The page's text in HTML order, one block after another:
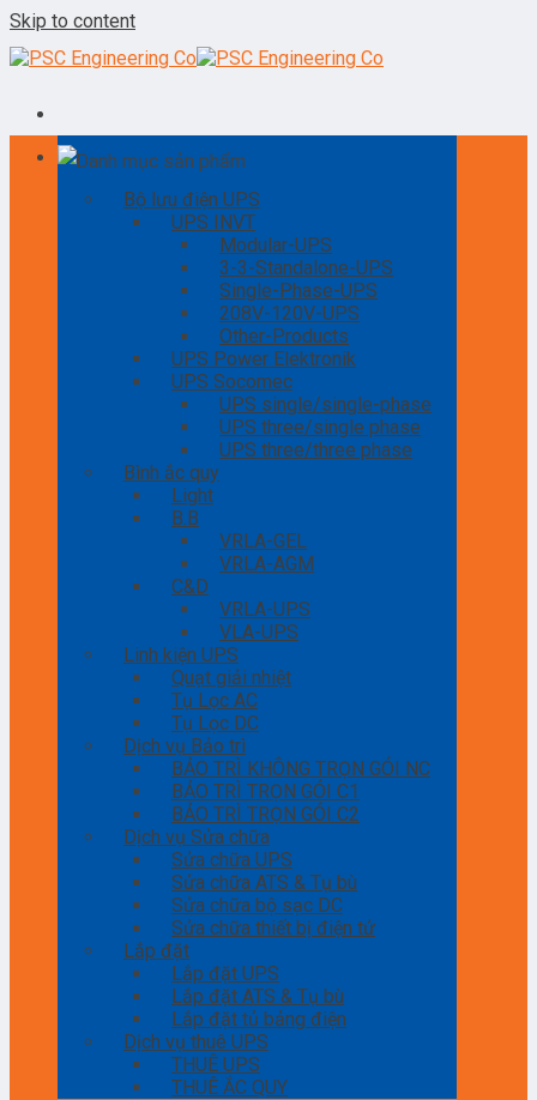
Skip to content
Danh mục sản phẩm
Bộ lưu điện UPS
UPS INVT
Modular-UPS
3-3-Standalone-UPS
Single-Phase-UPS
208V-120V-UPS
Other-Products
UPS Power Elektronik
UPS Socomec
UPS single/single-phase
UPS three/single phase
UPS three/three phase
Bình ắc quy
Light
B.B
VRLA-GEL
VRLA-AGM
C&D
VRLA-UPS
VLA-UPS
Linh kiện UPS
Quạt giải nhiệt
Tụ Lọc AC
Tụ Lọc DC
Dịch vụ Bảo trì
BẢO TRÌ KHÔNG TRỌN GÓI NC
BẢO TRÌ TRỌN GÓI C1
BẢO TRÌ TRỌN GÓI C2
Dịch vụ Sửa chữa
Sửa chữa UPS
Sửa chữa ATS & Tụ bù
Sửa chữa bộ sạc DC
Sửa chữa thiết bị điện tử
Lắp đặt
Lắp đặt UPS
Lắp đặt ATS & Tụ bù
Lắp đặt tủ bảng điện
Dịch vụ thuê UPS
THUÊ UPS
THUÊ ẮC QUY